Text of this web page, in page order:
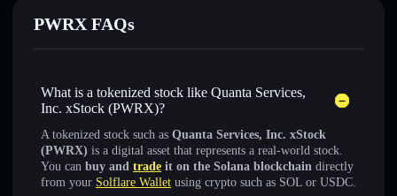
PWRX FAQs
What is a tokenized stock like Quanta Services,
Inc. xStock (PWRX)?
A tokenized stock such as Quanta Services, Inc. xStock
(PWRX) is a digital asset that represents a real-world stock.
You can buy and trade it on the Solana blockchain directly
from your Solflare Wallet using crypto such as SOL or USDC.